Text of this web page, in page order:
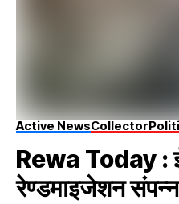
Active NewsCollector
Rewa Today :
रेण्डमाइजेशन संपन्न